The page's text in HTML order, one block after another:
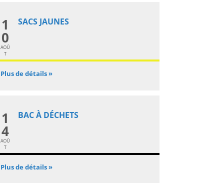
1
0
AOÛ
T
SACS JAUNES
Plus de détails »
1
4
AOÛ
T
BAC À DÉCHETS
Plus de détails »